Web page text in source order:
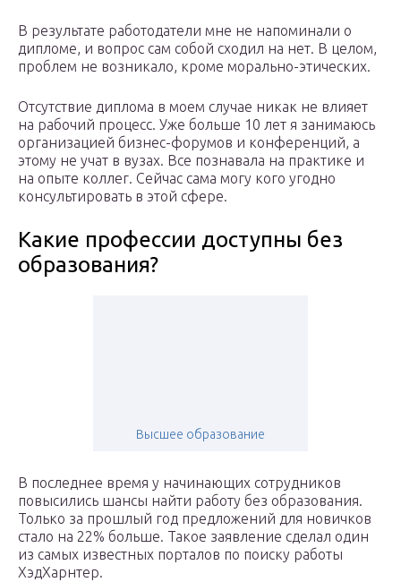
В результате работодатели мне не напоминали о
дипломе, и вопрос сам собой сходил на нет. В целом,
проблем не возникало, кроме морально-этических.
Отсутствие диплома в моем случае никак не влияет
на рабочий процесс. Уже больше 10 лет я занимаюсь
организацией бизнес-форумов и конференций, а
этому не учат в вузах. Все познавала на практике и
на опыте коллег. Сейчас сама могу кого угодно
консультировать в этой сфере.
Какие профессии доступны без
образования?
Высшее образование
В последнее время у начинающих сотрудников
повысились шансы найти работу без образования.
Только за прошлый год предложений для новичков
стало на 22% больше. Такое заявление сделал один
из самых известных порталов по поиску работы
ХэдХарнтер.